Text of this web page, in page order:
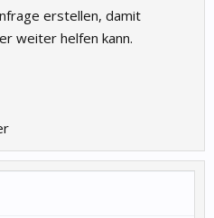
erstellen, damit
weiter helfen kann.